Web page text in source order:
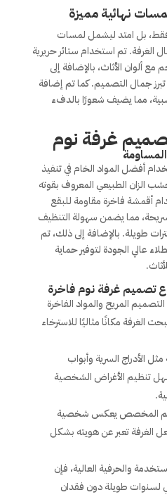
نهائية مميزة
فقط، بل امتد ليشمل لمسات
الغرفة. تم استخدام ستائر حريرية
ألوان الأثاث، بالإضافة إلى
جمال التصميم. كما تم إضافة
مما يضيف شعورًا بالدفء
غرفة نوم
أفضل المواد الخام في تنفيذ
الزان الطبيعي المعروف بقوته
أقمشة فاخرة مقاومة للبقع
مما يضمن سهولة التنظيف
طويلة. بالإضافة إلى ذلك، تم
عالي الجودة لتوفير حماية
تصميم غرفة نوم فاخرة
المريح والمواد الفاخرة
الغرفة مكانًا مثاليًا للاسترخاء
الأدراج السرية وأبواب
تنظيم الأغراض الشخصية
المخصص يعكس شخصية
الغرفة تعبر عن هويته بشكل
والحرفية العالية، فإن
لسنوات طويلة دون فقدان